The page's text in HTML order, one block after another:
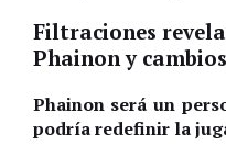
Filtraciones
Phainon y
Phainon será un
podría redefinir la